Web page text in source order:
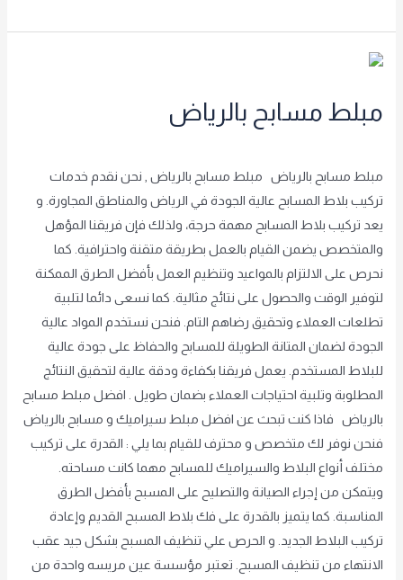
مبلط مسابح بالرياض
مبلط مسابح بالرياض مبلط مسابح بالرياض , نحن نقدم خدمات
تركيب بلاط المسابح عالية الجودة في الرياض والمناطق المجاورة. و
يعد تركيب بلاط المسابح مهمة حرجة، ولذلك فإن فريقنا المؤهل
والمتخصص يضمن القيام بالعمل بطريقة متقنة واحترافية. كما
نحرص على الالتزام بالمواعيد وتنظيم العمل بأفضل الطرق الممكنة
لتوفير الوقت والحصول على نتائج مثالية. كما نسعى دائما لتلبية
تطلعات العملاء وتحقيق رضاهم التام. فنحن نستخدم المواد عالية
الجودة لضمان المتانة الطويلة للمسابح والحفاظ على جودة عالية
للبلاط المستخدم. يعمل فريقنا بكفاءة ودقة عالية لتحقيق النتائج
المطلوبة وتلبية احتياجات العملاء بضمان طويل . افضل مبلط مسابح
بالرياض فاذا كنت تبحث عن افضل مبلط سيراميك و مسابح بالرياض
فنحن نوفر لك متخصص و محترف للقيام بما يلي : القدرة على تركيب
مختلف أنواع البلاط والسيراميك للمسابح مهما كانت مساحته.
ويتمكن من إجراء الصيانة والتصليح على المسبح بأفضل الطرق
المناسبة. كما يتميز بالقدرة على فك بلاط المسبح القديم وإعادة
تركيب البلاط الجديد. و الحرص علي تنظيف المسبح بشكل جيد عقب
الانتهاء من تنظيف المسبح. تعتبر مؤسسة عين مريسه واحدة من
مبلط
بالرياض